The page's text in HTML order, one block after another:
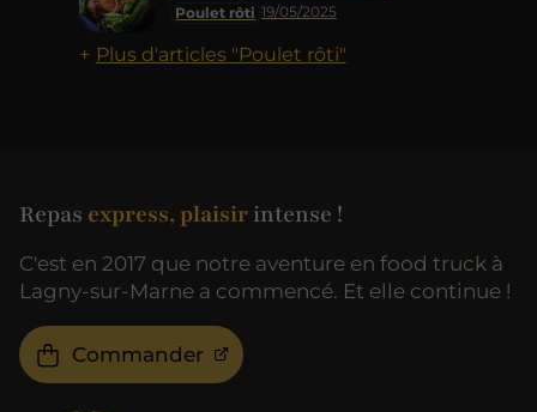
Poulet rôti 19/05/2025
Plus d'articles "Poulet rôti"
Repas express, plaisirintense !
C'est en 2017 que notre aventure en food truck à
Lagny-sur-Marne a commencé. Et elle continue !
Commander